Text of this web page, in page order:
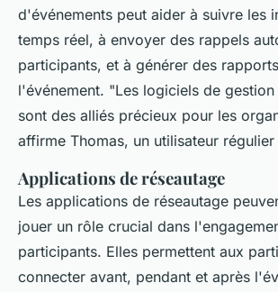
d'événements peut aider à suivre les
temps réel, à envoyer des rappels
participants, et à générer des
l'événement. "Les logiciels de
sont des alliés précieux pour les
affirme Thomas, un utilisateur
Applications de réseautage
Les applications de réseautage
jouer un rôle crucial dans
participants. Elles permettent aux
connecter avant, pendant et après